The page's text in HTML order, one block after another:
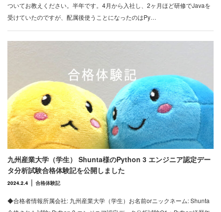
ついてお教えください。半年です。4月から入社し、2ヶ月ほど研修でJavaを
受けていたのですが、配属後使うことになったのはPy…
九州産業大学（学生） Shunta様のPython 3 エンジニア認定デー
タ分析試験合格体験記を公開しました
2024.2.4 合格体験記
◆合格者情報所属会社: 九州産業大学（学生）お名前orニックネーム: Shunta